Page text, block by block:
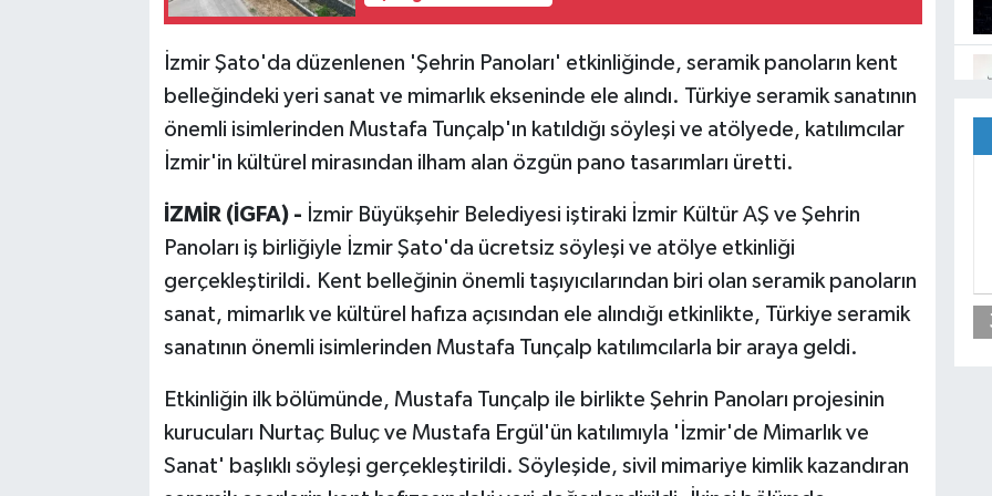
İzmir Şato'da düzenlenen 'Şehrin Panoları' etkinliğinde, seramik panoların kent
belleğindeki yeri sanat ve mimarlık ekseninde ele alındı. Türkiye seramik sanatının
önemli isimlerinden Mustafa Tunçalp'ın katıldığı söyleşi ve atölyede, katılımcılar
İzmir'in kültürel mirasından ilham alan özgün pano tasarımları üretti.
İZMİR (İGFA) - İzmir Büyükşehir Belediyesi iştiraki İzmir Kültür AŞ ve Şehrin
Panoları iş birliğiyle İzmir Şato'da ücretsiz söyleşi ve atölye etkinliği
gerçekleştirildi. Kent belleğinin önemli taşıyıcılarından biri olan seramik panoların
sanat, mimarlık ve kültürel hafıza açısından ele alındığı etkinlikte, Türkiye seramik
sanatının önemli isimlerinden Mustafa Tunçalp katılımcılarla bir araya geldi.
Etkinliğin ilk bölümünde, Mustafa Tunçalp ile birlikte Şehrin Panoları projesinin
kurucuları Nurtaç Buluç ve Mustafa Ergül'ün katılımıyla 'İzmir'de Mimarlık ve
Sanat' başlıklı söyleşi gerçekleştirildi. Söyleşide, sivil mimariye kimlik kazandıran